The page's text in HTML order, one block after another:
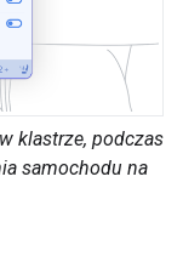
klastrze, podczas
samochodu na